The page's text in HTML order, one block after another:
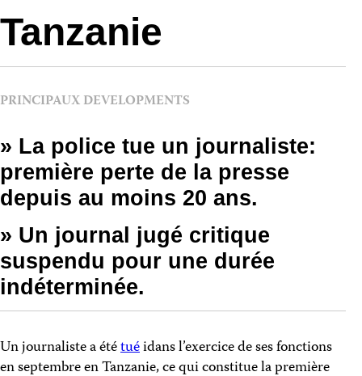
Tanzanie
PRINCIPAUX DEVELOPMENTS
» La police tue un journaliste:
première perte de la presse
depuis au moins 20 ans.
» Un journal jugé critique
suspendu pour une durée
indéterminée.
Un journaliste a ététuéidans l’exercice de ses fonctions
en septembre en Tanzanie, ce qui constitue la première